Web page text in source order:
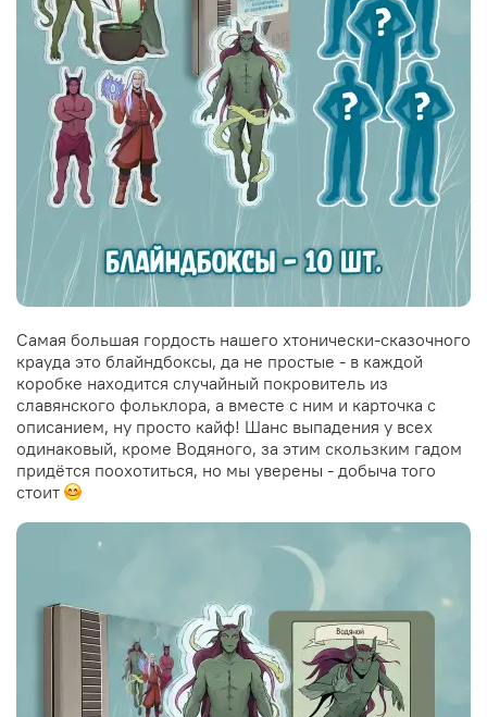
Самая большая гордость нашего хтонически-сказочного
крауда это блайндбоксы, да не простые - в каждой
коробке находится случайный покровитель из
славянского фольклора, а вместе с ним и карточка с
описанием, ну просто кайф! Шанс выпадения у всех
одинаковый, кроме Водяного, за этим скользким гадом
придётся поохотиться, но мы уверены - добыча того
стоит